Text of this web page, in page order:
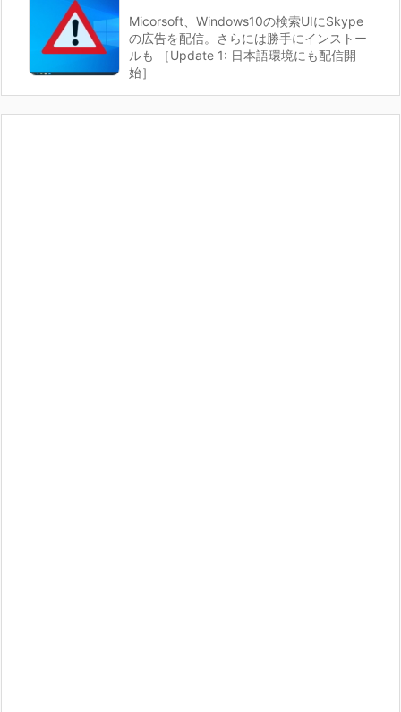
Micorsoft、Windows10の検索UIにSkype
の広告を配信。さらには勝手にインストー
ルも ［Update 1: 日本語環境にも配信開
始］